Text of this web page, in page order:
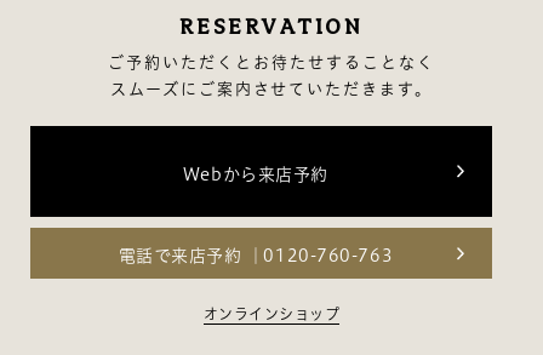
RESERVATION
ご予約いただくとお待たせすることなく
スムーズにご案内させていただきます。
Webから来店予約
電話で来店予約 0120-760-763
オンラインショップ